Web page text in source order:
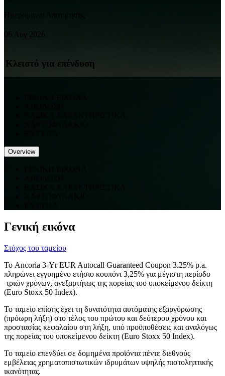
Κλειστό για επένδυση
Overview
Γενική εικόνα
Στόχος του ταμείου
Το Ancoria 3-Yr EUR Autocall Guaranteed Coupon 3.25% p.a.
πληρώνει εγγυημένο ετήσιο κουπόνι 3,25% για μέγιστη περίοδο
τριών χρόνων, ανεξαρτήτως της πορείας του υποκείμενου δείκτη
(Euro Stoxx 50 Index).
Το ταμείο επίσης έχει τη δυνατότητα αυτόματης εξαργύρωσης
(πρόωρη λήξη) στο τέλος του πρώτου και δεύτερου χρόνου και
προστασίας κεφαλαίου στη λήξη, υπό προϋποθέσεις και αναλόγως
της πορείας του υποκείμενου δείκτη (Euro Stoxx 50 Index).
Το ταμείο επενδύει σε δομημένα προϊόντα πέντε διεθνούς
εμβέλειας χρηματοπιστωτικών ιδρυμάτων υψηλής πιστοληπτικής
ικανότητας.